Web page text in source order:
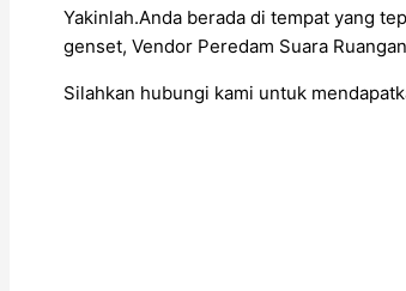
Yakinlah.Anda berada di tempat yang
genset, Vendor Peredam Suara
Silahkan hubungi kami untuk